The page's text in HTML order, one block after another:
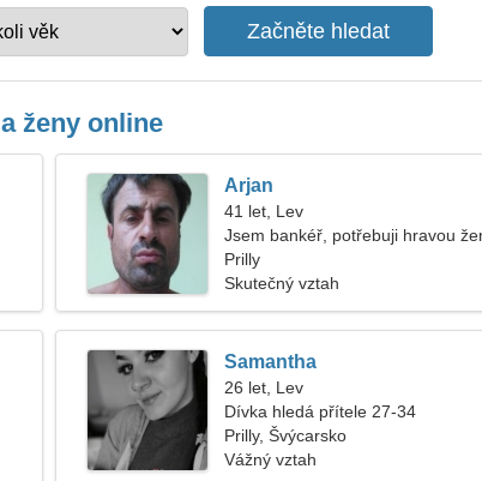
ženy online
Arjan
41 let, Lev
Jsem bankéř, potřebuji hravou
Prilly
Skutečný vztah
Samantha
26 let, Lev
Dívka hledá přítele 27-34
Prilly, Švýcarsko
Vážný vztah